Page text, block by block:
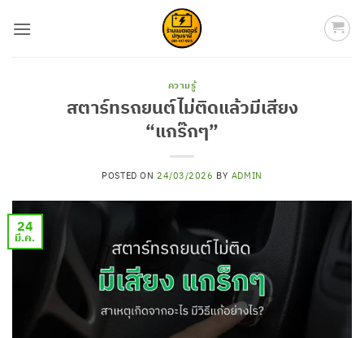
ความรู้
สตาร์ทรถยนต์ไม่ติดแล้วมีเสียง
“แกร๊กๆ”
POSTED ON 24/03/2026 BY ADMIN
24
มี.ค.